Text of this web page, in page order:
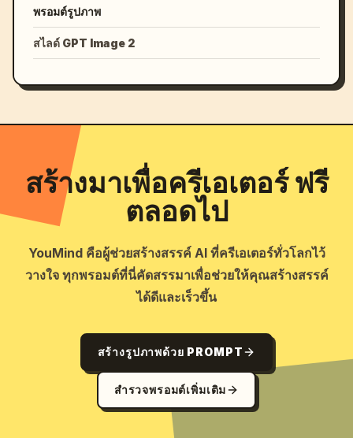
พรอมต์รูปภาพ
สไลด์ GPT Image 2
สร้างมาเพื่อครีเอเตอร์ ฟรี
ตลอดไป
YouMind คือผู้ช่วยสร้างสรรค์ AI ที่ครีเอเตอร์ทั่วโลกไว้
วางใจ ทุกพรอมต์ที่นี่คัดสรรมาเพื่อช่วยให้คุณสร้างสรรค์
ได้ดีและเร็วขึ้น
สร้างรูปภาพด้วย PROMPT
สำรวจพรอมต์เพิ่มเติม